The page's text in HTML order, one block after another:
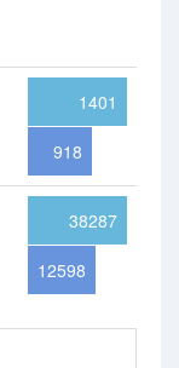
1401
918
38287
12598